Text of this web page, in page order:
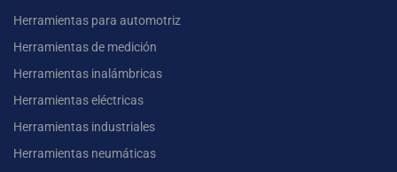
Herramientas para automotriz
Herramientas de medición
Herramientas inalámbricas
Herramientas eléctricas
Herramientas industriales
Herramientas neumáticas